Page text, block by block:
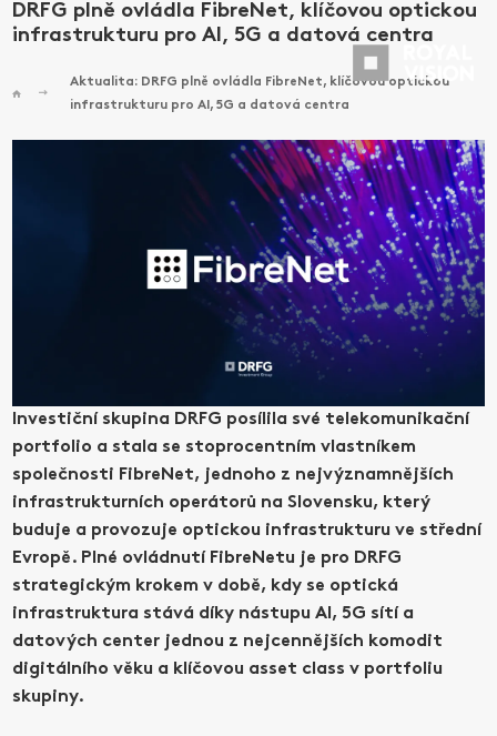
DRFG plně ovládla FibreNet, klíčovou optickou
infrastrukturu pro AI, 5G a datová centra
Aktualita: DRFG plně ovládla FibreNet, klíčovou optickou
infrastrukturu pro AI, 5G a datová centra
Investiční skupina DRFG posílila své telekomunikační
portfolio a stala se stoprocentním vlastníkem
společnosti FibreNet, jednoho z nejvýznamnějších
infrastrukturních operátorů na Slovensku, který
buduje a provozuje optickou infrastrukturu ve střední
Evropě. Plné ovládnutí FibreNetu je pro DRFG
strategickým krokem v době, kdy se optická
infrastruktura stává díky nástupu AI, 5G sítí a
datových center jednou z nejcennějších komodit
digitálního věku a klíčovou asset class v portfoliu
skupiny.